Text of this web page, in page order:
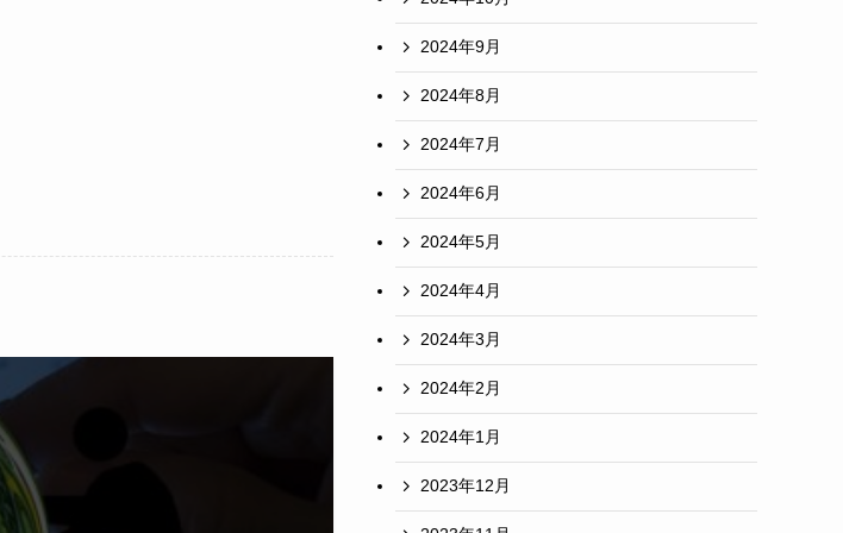
2024年9月
2024年8月
2024年7月
2024年6月
2024年5月
2024年4月
2024年3月
2024年2月
2024年1月
2023年12月